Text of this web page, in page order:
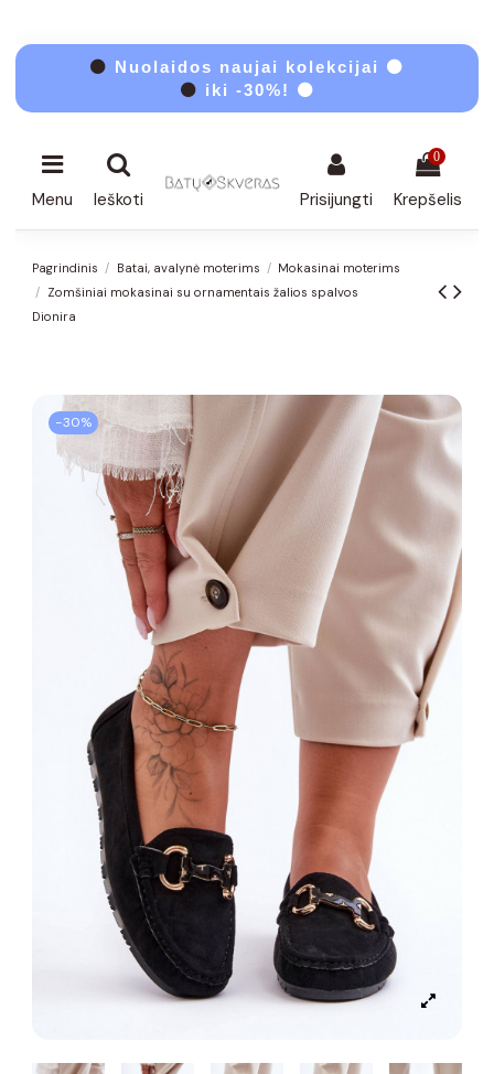
⚫ Nuolaidos naujai kolekcijai ⚫
⚫ iki -30%! ⚫
Menu Ieškoti Prisijungti
0
Krepšelis
Pagrindinis Batai, avalynė moterims
Mokasinai moterims
Zomšiniai mokasinai su ornamentais žalios spalvos
Dionira
−30%